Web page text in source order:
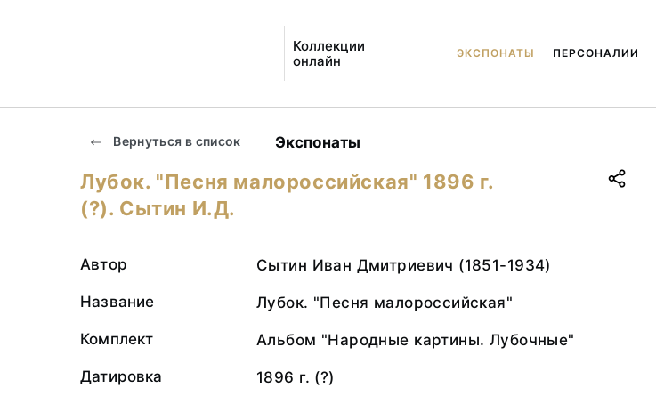
Коллекции
онлайн
ЭКСПОНАТЫ ПЕРСОНАЛИИ
Вернуться в список Экспонаты
Лубок. "Песня малороссийская" 1896 г.
(?). Сытин И.Д.
Автор Сытин Иван Дмитриевич (1851-1934)
Название Лубок. "Песня малороссийская"
Комплект Альбом "Народные картины. Лубочные"
Датировка 1896 г. (?)